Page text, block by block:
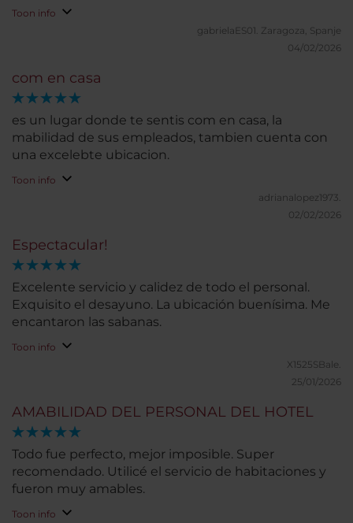
Toon info
gabrielaES01. Zaragoza, Spanje
04/02/2026
com en casa
es un lugar donde te sentis com en casa, la
mabilidad de sus empleados, tambien cuenta con
una excelebte ubicacion.
Toon info
adrianalopez1973.
02/02/2026
Espectacular!
Excelente servicio y calidez de todo el personal.
Exquisito el desayuno. La ubicación buenísima. Me
encantaron las sabanas.
Toon info
X1525SBale.
25/01/2026
AMABILIDAD DEL PERSONAL DEL HOTEL
Todo fue perfecto, mejor imposible. Super
recomendado. Utilicé el servicio de habitaciones y
fueron muy amables.
Toon info